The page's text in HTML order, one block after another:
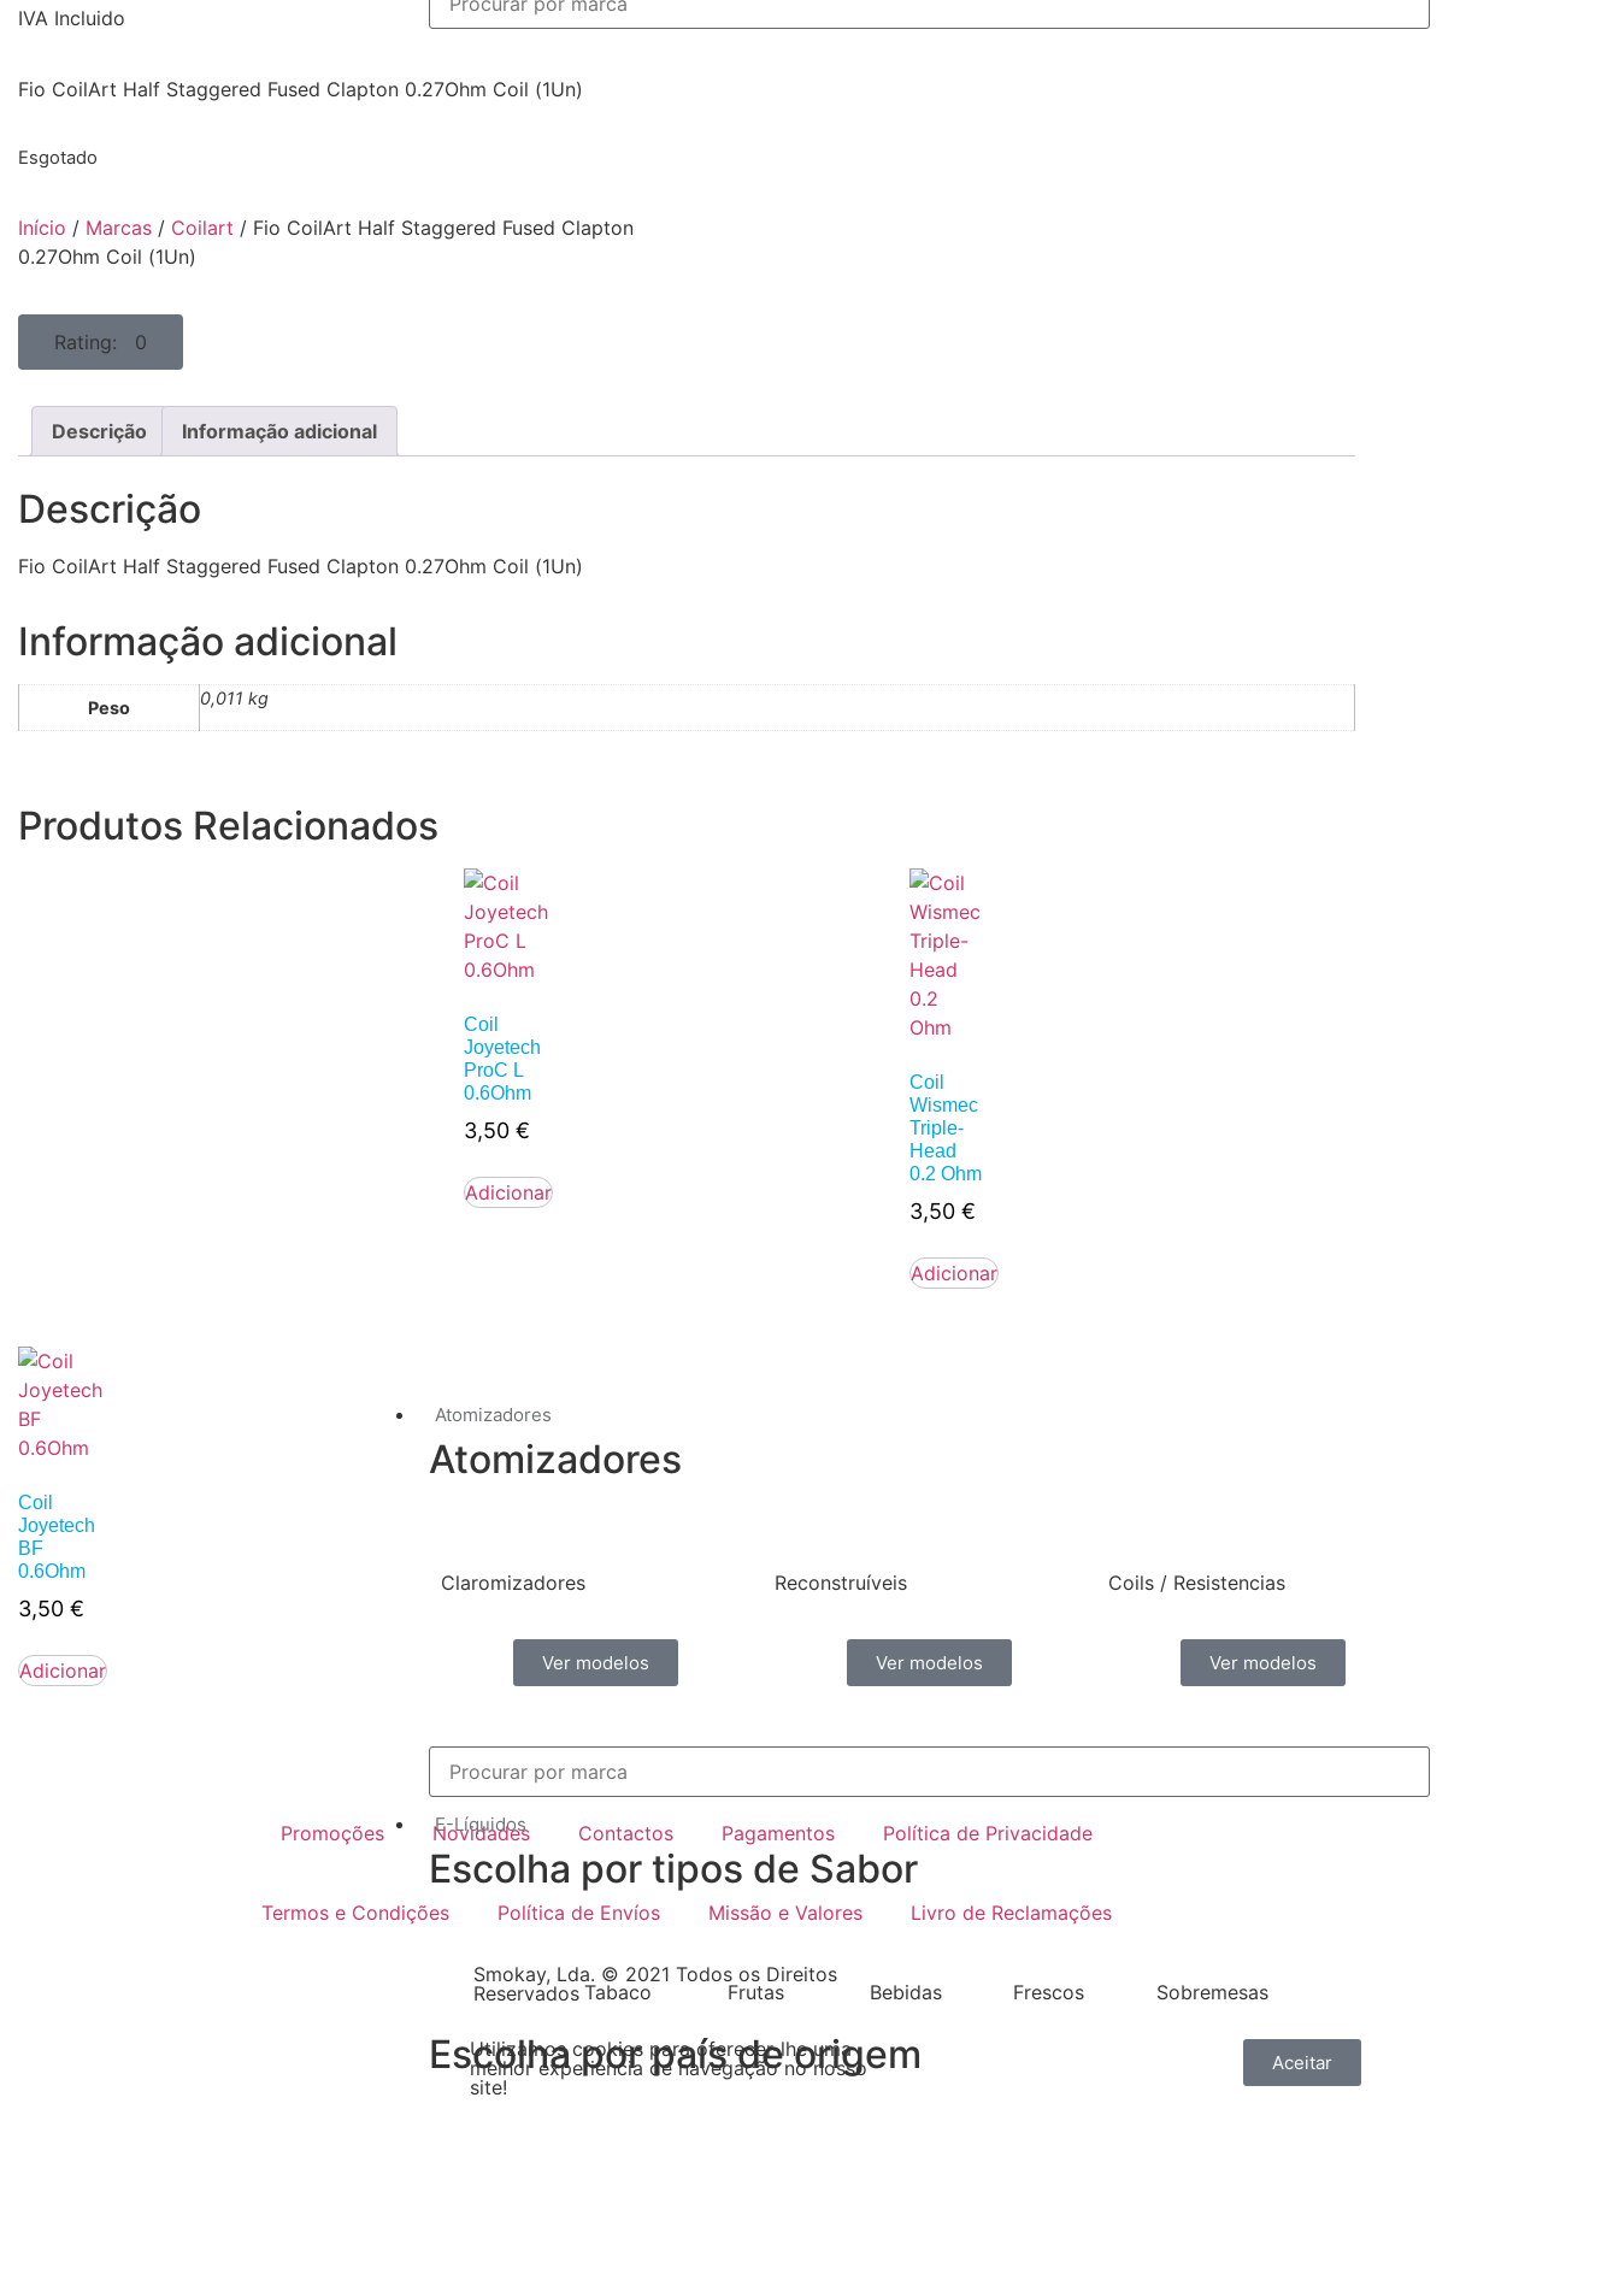
Atomizadores
Atomizadores
Claromizadores
Ver modelos
Reconstruíveis
Ver modelos
Coils / Resistencias
Ver modelos
E-Líquidos
Escolha por tipos de Sabor
Tabaco Frutas Bebidas Frescos Sobremesas
Escolha por país de origem
IVA Incluido
Fio CoilArt Half Staggered Fused Clapton 0.27Ohm Coil (1Un)
Esgotado
Início / Marcas / Coilart / Fio CoilArt Half Staggered Fused Clapton
0.27Ohm Coil (1Un)
Rating: 0
Descrição Informação adicional
Descrição
Fio CoilArt Half Staggered Fused Clapton 0.27Ohm Coil (1Un)
Informação adicional
Peso 0,011 kg
Produtos Relacionados
Coil
Joyetech
ProC L
0.6Ohm
3,50 €
Adicionar
Coil
Wismec
Triple-
Head
0.2 Ohm
3,50 €
Adicionar
Coil
Joyetech
BF
0.6Ohm
3,50 €
Adicionar
Promoções Novidades Contactos Pagamentos Política de Privacidade
Termos e Condições Política de Envíos Missão e Valores Livro de Reclamações
Smokay, Lda. © 2021 Todos os Direitos
Reservados
Utilizamos cookies para oferecer-lhe uma
melhor experiencia de navegação no nosso
site!
Aceitar